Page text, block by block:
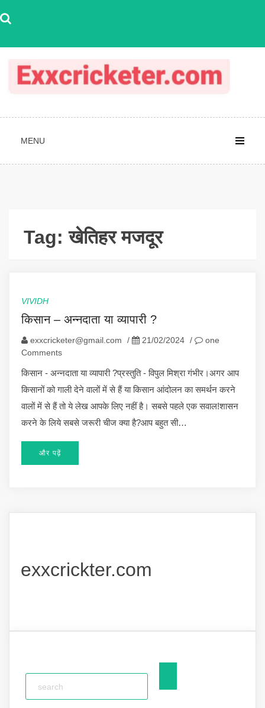
to
MENU
Tag:खेतिहर मजदूर
VIVIDH
किसान – अन्नदाता या व्यापारी ?
exxcricketer@gmail.com / 21/02/2024 /
one
Comments
किसान - अन्नदाता या व्यापारी ?प्रस्तुति - विपुल मिश्रा गंभीर।अगर आप
किसानों को गाली देने वालों में से हैं या किसान आंदोलन का समर्थन करने
वालों में से हैं तो ये लेख आपके लिए नहीं है। सबसे पहले एक सवाल!शासन
करने के लिये सबसे जरूरी चीज क्या है?आप बहुत सी…
और पढ़ें
exxcrickter.com